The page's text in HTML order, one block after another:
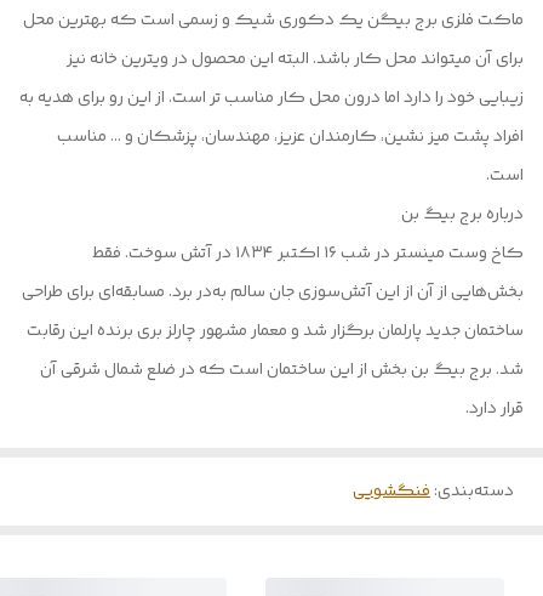
ماکت فلزی برج بیگن یک دکوری شیک و زسمی است که بهترین محل
برای آن میتواند محل کار باشد. البته این محصول در ویترین خانه نیز
زیبایی خود را دارد اما درون محل کار مناسب تر است. از این رو برای هدیه به
افراد پشت میز نشین، کارمندان عزیز، مهندسان، پزشکان و … مناسب
است.
درباره برج بیگ بن
کاخ وست مینستر در شب ۱۶ اکتبر ۱۸۳۴ در آتش سوخت. فقط
بخش‌هایی از آن از این آتش‌سوزی جان سالم به‌در برد. مسابقه‌ای برای طراحی
ساختمان جدید پارلمان برگزار شد و معمار مشهور چارلز بری برنده این رقابت
شد. برج بیگ بن بخش از این ساختمان است که در ضلع شمال شرقی آن
قرار دارد.
دسته‌بندی:فنگشویی